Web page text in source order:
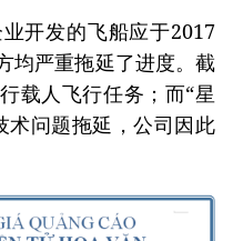
开发的飞船应于2017
均严重拖延了进度。截
载人飞行任务；而“星
术问题拖延，公司因此